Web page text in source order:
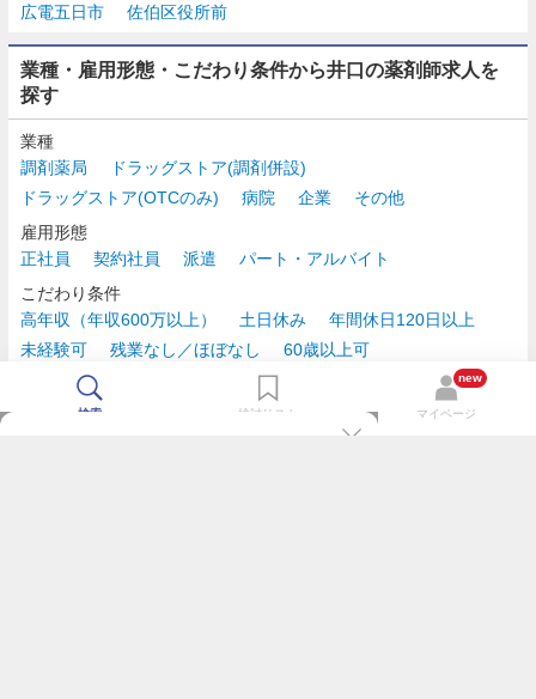
広電五日市
佐伯区役所前
業種・雇用形態・こだわり条件から井口の薬剤師求人を
探す
業種
調剤薬局
ドラッグストア(調剤併設)
ドラッグストア(OTCのみ)
病院 企業
その他
雇用形態
正社員
契約社員 派遣
パート・アルバイト
こだわり条件
高年収（年収600万以上）
土日休み
年間休日120日以上
未経験可
残業なし／ほぼなし
60歳以上可
時給2,500円以上
検索 検討リスト
new
マイページ